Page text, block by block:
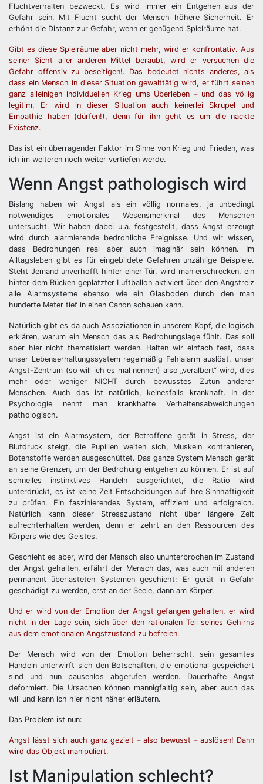
Fluchtverhalten bezweckt. Es wird immer ein Entgehen aus der
Gefahr sein. Mit Flucht sucht der Mensch höhere Sicherheit. Er
erhöht die Distanz zur Gefahr, wenn er genügend Spielräume hat.
Gibt es diese Spielräume aber nicht mehr, wird er konfrontativ. Aus
seiner Sicht aller anderen Mittel beraubt, wird er versuchen die
Gefahr offensiv zu beseitigen!. Das bedeutet nichts anderes, als
dass ein Mensch in dieser Situation gewalttätig wird, er führt seinen
ganz alleinigen individuellen Krieg ums Überleben – und das völlig
legitim. Er wird in dieser Situation auch keinerlei Skrupel und
Empathie haben (dürfen!), denn für ihn geht es um die nackte
Existenz.
Das ist ein überragender Faktor im Sinne von Krieg und Frieden, was
ich im weiteren noch weiter vertiefen werde.
Wenn Angst pathologisch wird
Bislang haben wir Angst als ein völlig normales, ja unbedingt
notwendiges emotionales Wesensmerkmal des Menschen
untersucht. Wir haben dabei u.a. festgestellt, dass Angst erzeugt
wird durch alarmierende bedrohliche Ereignisse. Und wir wissen,
dass Bedrohungen real aber auch imaginär sein können. Im
Alltagsleben gibt es für eingebildete Gefahren unzählige Beispiele.
Steht Jemand unverhofft hinter einer Tür, wird man erschrecken, ein
hinter dem Rücken geplatzter Luftballon aktiviert über den Angstreiz
alle Alarmsysteme ebenso wie ein Glasboden durch den man
hunderte Meter tief in einen Canon schauen kann.
Natürlich gibt es da auch Assoziationen in unserem Kopf, die logisch
erklären, warum ein Mensch das als Bedrohungslage fühlt. Das soll
aber hier nicht thematisiert werden. Halten wir einfach fest, dass
unser Lebenserhaltungssystem regelmäßig Fehlalarm auslöst, unser
Angst-Zentrum (so will ich es mal nennen) also „veralbert“ wird, dies
mehr oder weniger NICHT durch bewusstes Zutun anderer
Menschen. Auch das ist natürlich, keinesfalls krankhaft. In der
Psychologie nennt man krankhafte Verhaltensabweichungen
pathologisch.
Angst ist ein Alarmsystem, der Betroffene gerät in Stress, der
Blutdruck steigt, die Pupillen weiten sich, Muskeln kontrahieren,
Botenstoffe werden ausgeschüttet. Das ganze System Mensch gerät
an seine Grenzen, um der Bedrohung entgehen zu können. Er ist auf
schnelles instinktives Handeln ausgerichtet, die Ratio wird
unterdrückt, es ist keine Zeit Entscheidungen auf ihre Sinnhaftigkeit
zu prüfen. Ein faszinierendes System, effizient und erfolgreich.
Natürlich kann dieser Stresszustand nicht über längere Zeit
aufrechterhalten werden, denn er zehrt an den Ressourcen des
Körpers wie des Geistes.
Geschieht es aber, wird der Mensch also ununterbrochen im Zustand
der Angst gehalten, erfährt der Mensch das, was auch mit anderen
permanent überlasteten Systemen geschieht: Er gerät in Gefahr
geschädigt zu werden, erst an der Seele, dann am Körper.
Und er wird von der Emotion der Angst gefangen gehalten, er wird
nicht in der Lage sein, sich über den rationalen Teil seines Gehirns
aus dem emotionalen Angstzustand zu befreien.
Der Mensch wird von der Emotion beherrscht, sein gesamtes
Handeln unterwirft sich den Botschaften, die emotional gespeichert
sind und nun pausenlos abgerufen werden. Dauerhafte Angst
deformiert. Die Ursachen können mannigfaltig sein, aber auch das
will und kann ich hier nicht näher erläutern.
Das Problem ist nun:
Angst lässt sich auch ganz gezielt – also bewusst – auslösen! Dann
wird das Objekt manipuliert.
Ist Manipulation schlecht?